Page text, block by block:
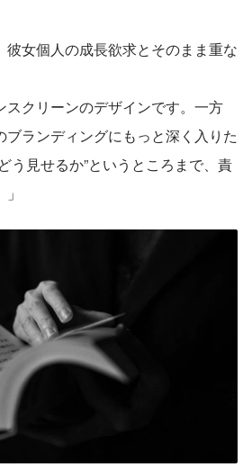
彼女個人の成長欲求とそのまま重な
スクリーンのデザインです。一方
ブランディングにもっと深く入りた
う見せるか”というところまで、責